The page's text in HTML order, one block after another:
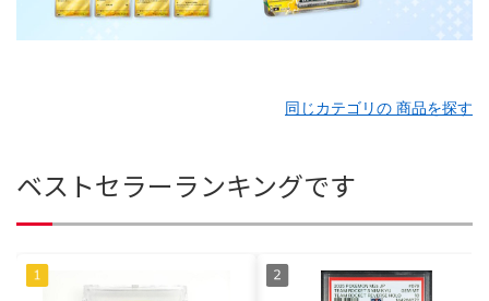
同じカテゴリの 商品を探す
ベストセラーランキングです